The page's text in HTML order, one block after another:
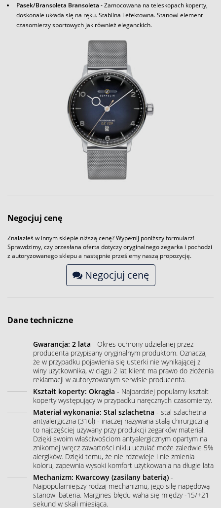
Pasek/Bransoleta Bransoleta - Zamocowana na teleskopach koperty,
doskonale układa się na ręku. Stabilna i efektowna. Stanowi element
czasomierzy sportowych jak również eleganckich.
Negocjuj cenę
Znalazłeś w innym sklepie niższą cenę? Wypełnij poniższy formularz!
Sprawdzimy, czy przesłana oferta dotyczy oryginalnego zegarka i pochodzi
z autoryzowanego sklepu a następnie prześlemy naszą propozycję.
Negocjuj cenę
Dane techniczne
Gwarancja: 2 lata - Okres ochrony udzielanej przez
producenta przypisany oryginalnym produktom. Oznacza,
że w przypadku pojawienia się usterki nie wynikającej z
winy użytkownika, w ciągu 2 lat klient ma prawo do złożenia
reklamacji w autoryzowanym serwisie producenta.
Kształt koperty: Okrągła - Najbardziej popularny kształt
koperty występujący w przypadku naręcznych czasomierzy.
Materiał wykonania: Stal szlachetna - stal szlachetna
antyalergiczna (316l) - inaczej nazywana stalą chirurgiczną
to najczęściej używany przy produkcji zegarków materiał.
Dzięki swoim właściwościom antyalergicznym opartym na
znikomej wręcz zawartości niklu uczulać może zaledwie 5%
alergików. Dzięki temu, że nie rdzewieje i nie zmienia
koloru, zapewnia wysoki komfort użytkowania na długie lata
Mechanizm: Kwarcowy (zasilany baterią) -
Najpopularniejszy rodzaj mechanizmu, jego siłę napędową
stanowi bateria. Margines błędu waha się między -15/+21
sekund w skali miesiąca.